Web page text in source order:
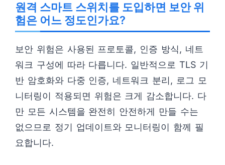
원격 스마트 스위치를 도입하면 보안 위
험은 어느 정도인가요?
보안 위험은 사용된 프로토콜, 인증 방식, 네트
워크 구성에 따라 다릅니다. 일반적으로 TLS 기
반 암호화와 다중 인증, 네트워크 분리, 로그 모
니터링이 적용되면 위험은 크게 감소합니다. 다
만 모든 시스템을 완전히 안전하게 만들 수는
없으므로 정기 업데이트와 모니터링이 함께 필
요합니다.